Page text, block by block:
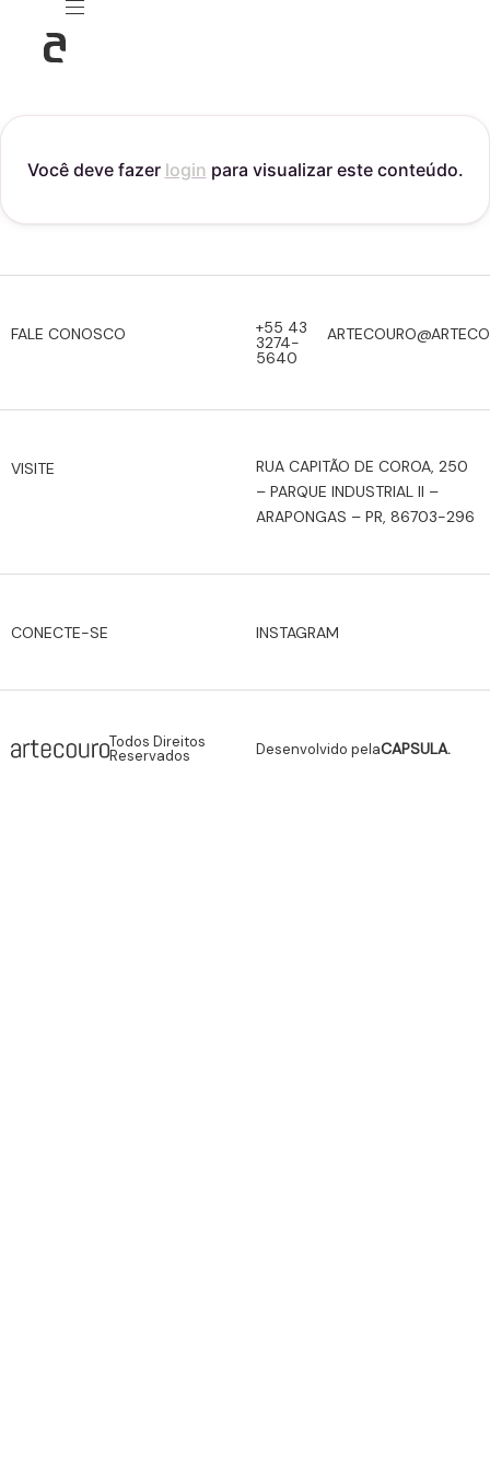
Você deve fazer login para visualizar este conteúdo.
FALE CONOSCO +55 43
3274-
5640
VISITE
RUA CAPITÃO DE COROA, 250
– PARQUE INDUSTRIAL II –
ARAPONGAS – PR, 86703-296
CONECTE-SE INSTAGRAM
Todos Direitos
Reservados Desenvolvido pelaCAPSULA.